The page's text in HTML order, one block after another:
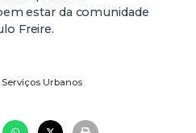
estar da comunidade
Freire.
Serviços Urbanos